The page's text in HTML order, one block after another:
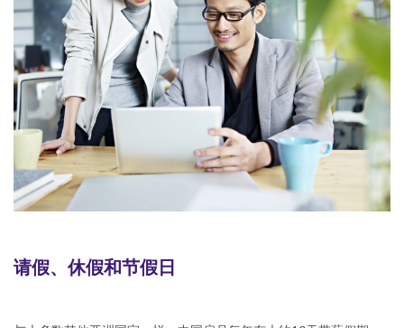
请假、休假和节假日